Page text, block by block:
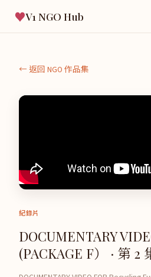
♥V1 NGO Hub
← 返回 NGO 作品集
紀錄片
DOCUMENTARY
(PACKAGE F） · 第 2